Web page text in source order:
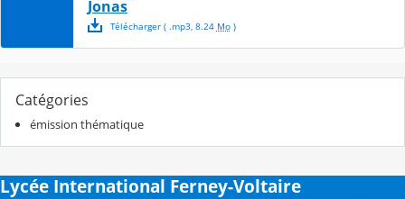
Jonas
Télécharger( .mp3 8.24 Mo)
Catégories
émission thématique
Lycée International Ferney-Voltaire